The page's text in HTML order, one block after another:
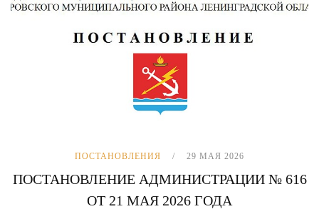
ПОСТАНОВЛЕНИЯ 29 МАЯ 2026
ПОСТАНОВЛЕНИЕ АДМИНИСТРАЦИИ № 616
ОТ 21 МАЯ 2026 ГОДА